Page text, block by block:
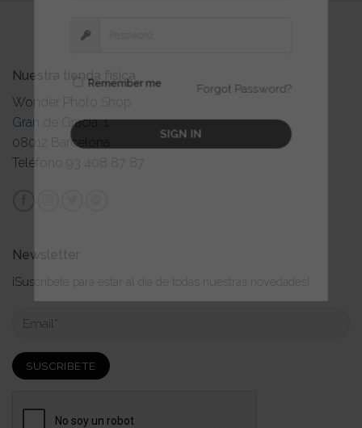
Nuestra tienda física
Wonder Photo Shop
Gran de Gràcia, 1
08012 Barcelona
Teléfono 93 408 87 87
Newsletter
¡Suscribete para estar al dia de todas nuestras novedades!
Remember me Forgot Password?
SIGN IN